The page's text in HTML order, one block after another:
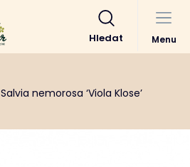
Hledat Menu
Salvia nemorosa ‘Viola Klose’